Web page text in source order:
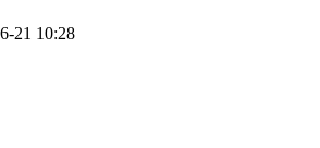
21 10:28